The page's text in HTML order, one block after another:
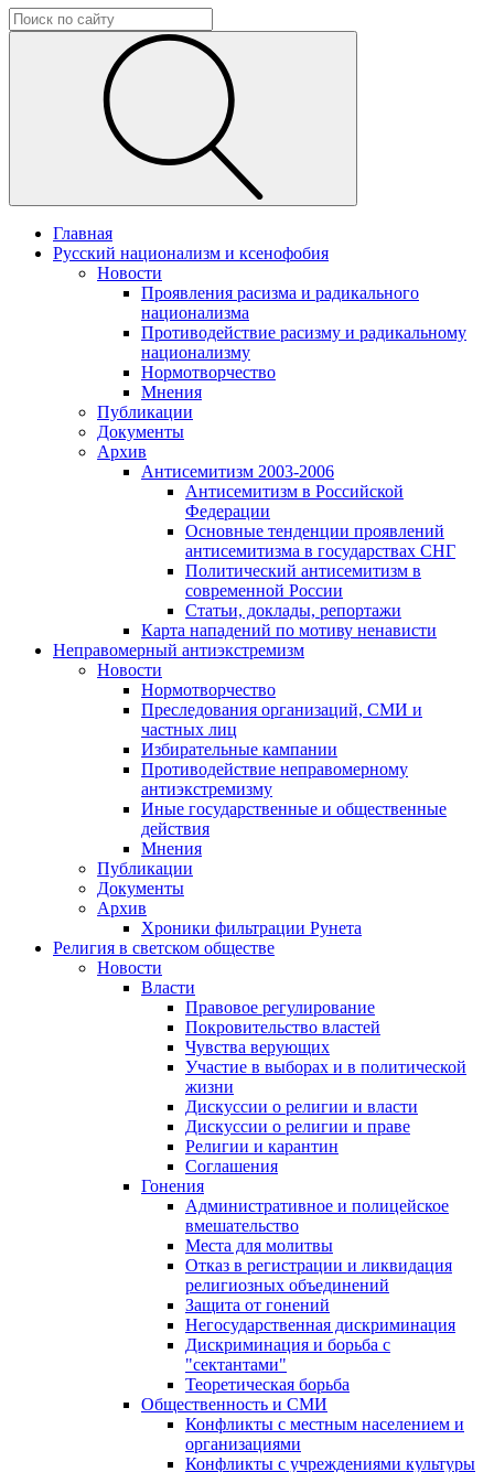
Главная
Русский национализм и ксенофобия
Новости
Проявления расизма и радикального
национализма
Противодействие расизму и радикальному
национализму
Нормотворчество
Мнения
Публикации
Документы
Архив
Антисемитизм 2003-2006
Антисемитизм в Российской
Федерации
Основные тенденции проявлений
антисемитизма в государствах СНГ
Политический антисемитизм в
современной России
Статьи, доклады, репортажи
Карта нападений по мотиву ненависти
Неправомерный антиэкстремизм
Новости
Нормотворчество
Преследования организаций, СМИ и
частных лиц
Избирательные кампании
Противодействие неправомерному
антиэкстремизму
Иные государственные и общественные
действия
Мнения
Публикации
Документы
Архив
Хроники фильтрации Рунета
Религия в светском обществе
Новости
Власти
Правовое регулирование
Покровительство властей
Чувства верующих
Участие в выборах и в политической
жизни
Дискуссии о религии и власти
Дискуссии о религии и праве
Религии и карантин
Соглашения
Гонения
Административное и полицейское
вмешательство
Места для молитвы
Отказ в регистрации и ликвидация
религиозных объединений
Защита от гонений
Негосударственная дискриминация
Дискриминация и борьба с
"сектантами"
Теоретическая борьба
Общественность и СМИ
Конфликты с местным населением и
организациями
Конфликты с учреждениями культуры